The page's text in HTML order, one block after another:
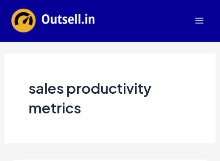
content
sales productivity
metrics